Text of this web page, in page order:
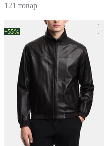
121 товар
−55%